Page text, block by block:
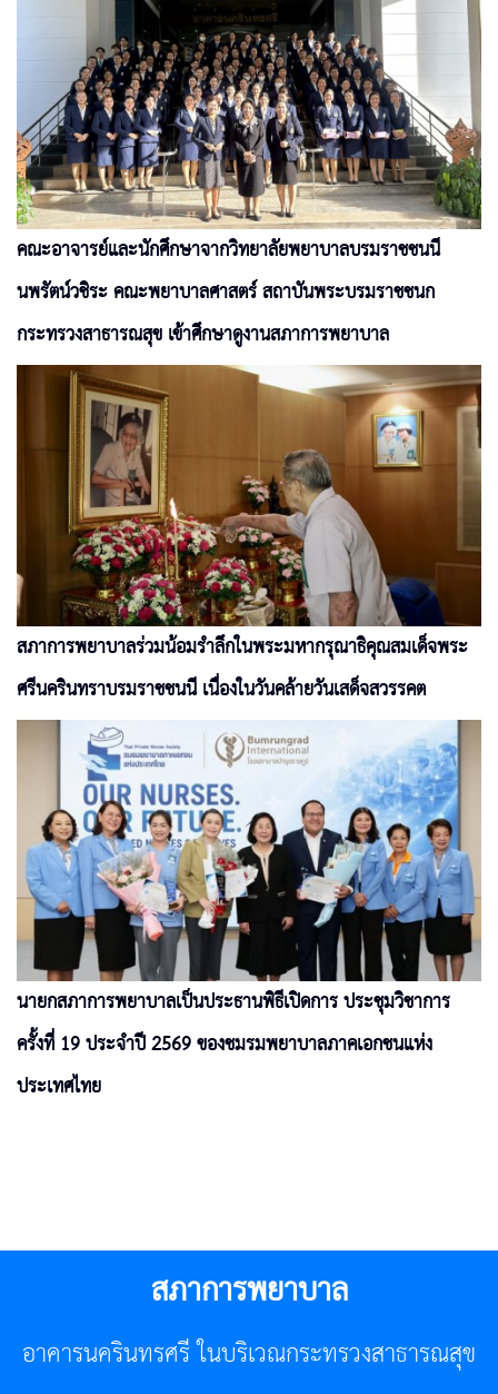
คณะอาจารย์และนักศึกษาจากวิทยาลัยพยาบาลบรมราชชนนี
นพรัตน์วชิระ คณะพยาบาลศาสตร์ สถาบันพระบรมราชชนก
กระทรวงสาธารณสุข เข้าศึกษาดูงานสภาการพยาบาล
สภาการพยาบาลร่วมน้อมรำลึกในพระมหากรุณาธิคุณสมเด็จพระ
ศรีนครินทราบรมราชชนนี เนื่องในวันคล้ายวันเสด็จสวรรคต
นายกสภาการพยาบาลเป็นประธานพิธีเปิดการ ประชุมวิชาการ
ครั้งที่ 19 ประจำปี 2569 ของชมรมพยาบาลภาคเอกชนแห่ง
ประเทศไทย
สภาการพยาบาล
อาคารนครินทรศรี ในบริเวณกระทรวงสาธารณสุข